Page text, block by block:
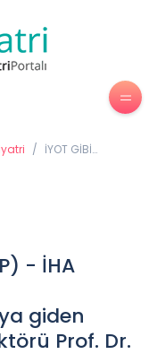
/ İYOT GİBİ
- İHA
giden
Prof. Dr.